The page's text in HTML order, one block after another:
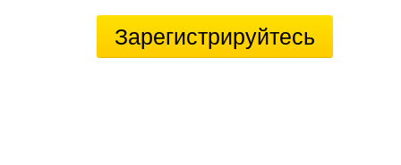
Зарегистрируйтесь